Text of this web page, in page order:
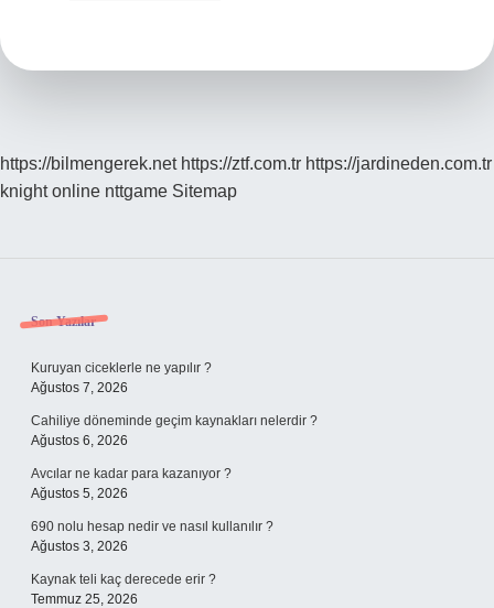
https://bilmengerek.net https://ztf.com.tr https://jardineden.com.tr
knight online nttgame Sitemap
Sidebar
Son Yazılar
Kuruyan ciceklerle ne yapılır ?
Ağustos 7, 2026
Cahiliye döneminde geçim kaynakları nelerdir ?
Ağustos 6, 2026
Avcılar ne kadar para kazanıyor ?
Ağustos 5, 2026
690 nolu hesap nedir ve nasıl kullanılır ?
Ağustos 3, 2026
Kaynak teli kaç derecede erir ?
Temmuz 25, 2026